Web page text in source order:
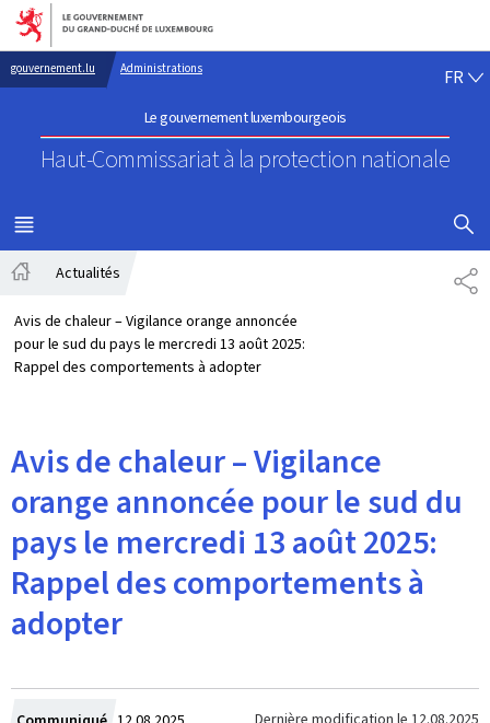
Aller au menu principal
Aller au contenu
gouvernement.lu Administrations
Le gouvernement luxembourgeois
Haut-Commissariat à la protection nationale
FR
MENU
PRINCIPAL
Actualités
Avis de chaleur – Vigilance orange annoncée
pour le sud du pays le mercredi 13 août 2025:
Rappel des comportements à adopter
Avis de chaleur – Vigilance
orange annoncée pour le sud du
pays le mercredi 13 août 2025:
Rappel des comportements à
adopter
Dernière modification le 12.08.2025